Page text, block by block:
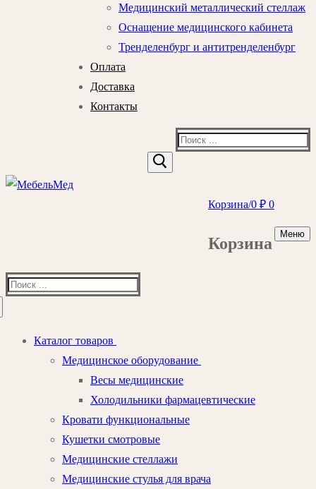
Медицинский металлический стеллаж
Оснащение медицинского кабинета
Тренделенбург и антитренделенбург
Оплата
Доставка
Контакты
Найти:
Корзина/0 ₽ 0
Корзина
Меню
Найти:
Каталог товаров
Медицинское оборудование
Весы медицинские
Холодильники фармацевтические
Кровати функциональные
Кушетки смотровые
Медицинские стеллажи
Медицинские стулья для врача